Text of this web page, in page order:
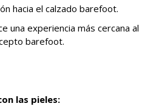
hacia el calzado barefoot.
una experiencia más cercana al
barefoot.
las pieles: